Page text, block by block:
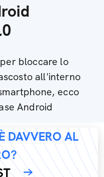
bloccare lo
all'interno
ecco
Android
DAVVERO AL